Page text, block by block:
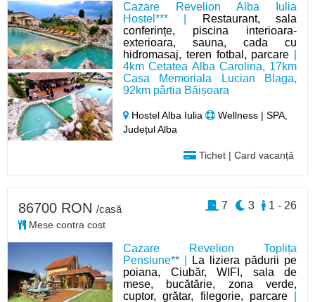
Cazare Revelion Alba Iulia
Hostel*** |
Restaurant, sala
conferințe, piscina interioara-
exterioara, sauna, cada cu
hidromasaj, teren fotbal, parcare
4km Cetatea Alba Carolina, 17km
Casa Memoriala Lucian Blaga,
92km pârtia Băișoara
Hostel Alba Iulia
Wellness | SPA,
Județul Alba
Tichet | Card vacanță
Cazare Revelion Toplița
Pensiune** |
La liziera pădurii pe
poiana, Ciubăr, WIFI, sala de
mese, bucătărie, zona verde,
cuptor, grătar, filegorie, parcare|
86700 RON /casă
Mese contra cost
1 - 26
3
7